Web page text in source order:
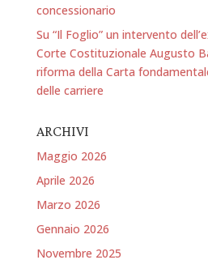
concessionario
Su “Il Foglio” un intervento
Corte Costituzionale Augusto
riforma della Carta
delle carriere
ARCHIVI
Maggio 2026
Aprile 2026
Marzo 2026
Gennaio 2026
Novembre 2025